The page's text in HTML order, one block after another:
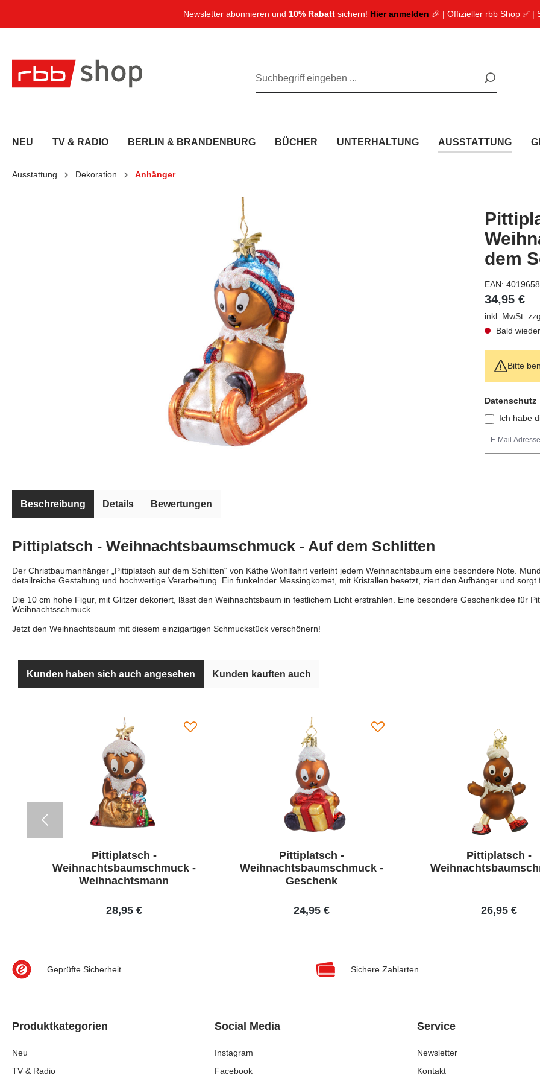
Newsletter abonnieren und 10% Rabatt sichern! Hier anmelden 🎉 | Offizieller rbb Shop ✅ |
NEU TV & RADIO BERLIN & BRANDENBURG BÜCHER UNTERHALTUNG AUSSTATTUNG
Ausstattung Dekoration Anhänger
dem
EAN:
34,95 €
inkl. MwSt.
Bald
Bitte
Feld nicht
Datenschutz
Ich habe
Beschreibung Details Bewertungen
Pittiplatsch - Weihnachtsbaumschmuck - Auf dem Schlitten
Der Christbaumanhänger „Pittiplatsch auf dem Schlitten“ von Käthe Wohlfahrt verleiht jedem Weihnachtsbaum eine besondere Note.
detailreiche Gestaltung und hochwertige Verarbeitung. Ein funkelnder Messingkomet, mit Kristallen besetzt, ziert den Aufhänger und sorgt
Die 10 cm hohe Figur, mit Glitzer dekoriert, lässt den Weihnachtsbaum in festlichem Licht erstrahlen. Eine besondere Geschenkidee für
Weihnachtsschmuck.
Jetzt den Weihnachtsbaum mit diesem einzigartigen Schmuckstück verschönern!
Kunden haben sich auch angesehen Kunden kauften auch
Pittiplatsch -
Weihnachtsbaumschmuck -
Weihnachtsmann
28,95 €
Pittiplatsch -
Weihnachtsbaumschmuck -
Geschenk
24,95 €
Pittiplatsch -
26,95 €
Geprüfte Sicherheit Sichere Zahlarten
Produktkategorien
Neu
TV & Radio
Social Media
Instagram
Facebook
Service
Newsletter
Kontakt